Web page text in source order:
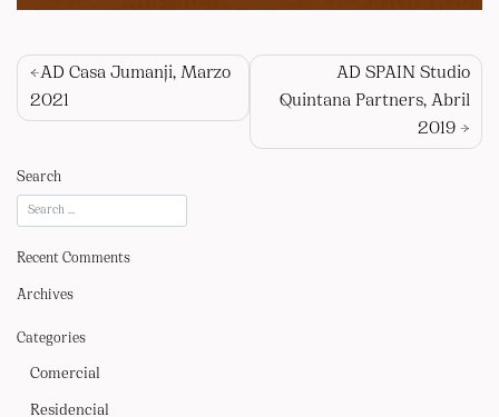
PRENSA
CONTACTO
Navegación
de
AD Casa Jumanji, Marzo
2021
AD SPAIN Studio
Quintana Partners, Abril
2019
Search
Recent Comments
Archives
Categories
Comercial
Residencial